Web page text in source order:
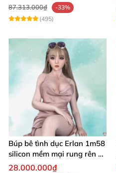
87.313.000₫
-33%
(495)
Búp bê tình dục Erlan 1m58
silicon mềm mại rung rên co
bóp hấp dẫn
28.000.000₫